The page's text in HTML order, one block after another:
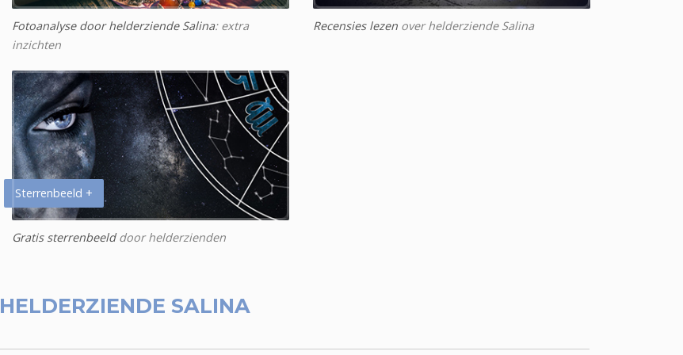
Fotoanalyse door helderziende Salina: extra
inzichten
Recensies lezen over helderziende Salina
Sterrenbeeld +
Gratis sterrenbeelddoor helderzienden
HELDERZIENDE SALINA